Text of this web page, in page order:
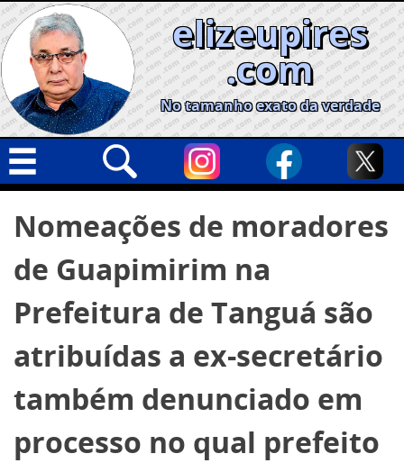
Skip
to
content
elizeupires
.com
No tamanho exato da verdade
Geral
Cidades
Política
Opinião
Informe especial
por:
Nomeações de moradores
de Guapimirim na
Prefeitura de Tanguá são
atribuídas a ex-secretário
também denunciado em
processo no qual prefeito